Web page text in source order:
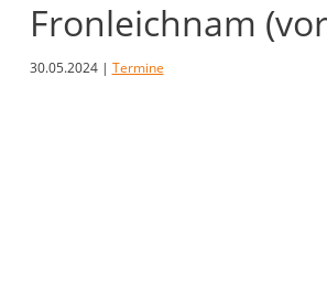
Fronleichnam
30.05.2024 | Termine